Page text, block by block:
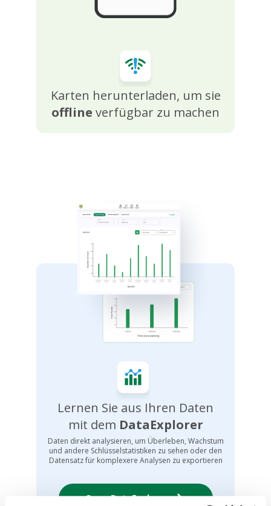
Karten herunterladen, um sie
offline verfügbar zu machen
Lernen Sie aus Ihren Daten
mit dem DataExplorer
Daten direkt analysieren, um Überleben, Wachstum
und andere Schlüsselstatistiken zu sehen oder den
Datensatz für komplexere Analysen zu exportieren
Open DataExplorer